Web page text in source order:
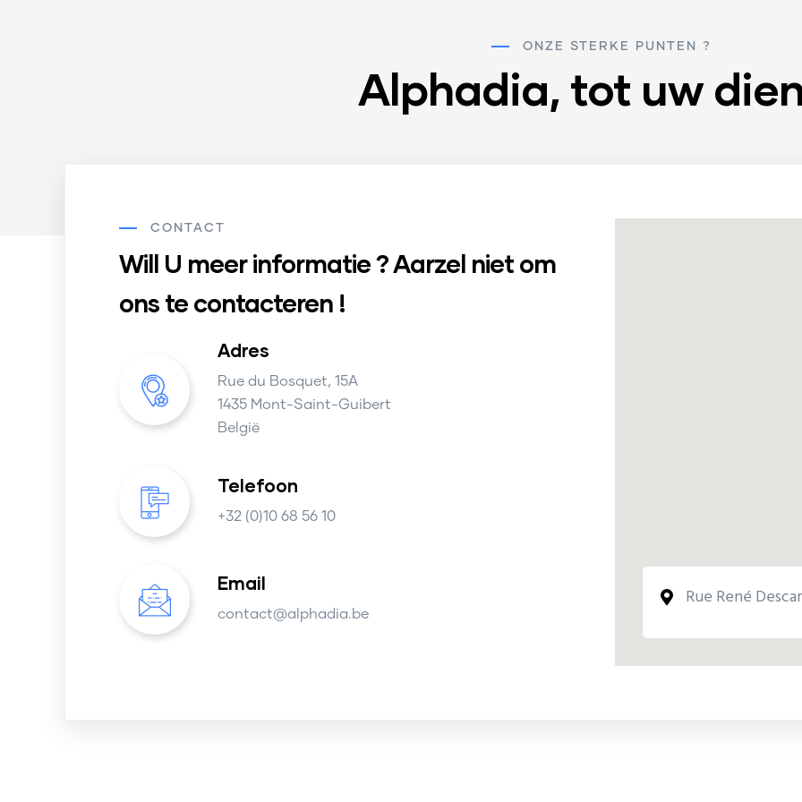
ONZE STERKE PUNTEN ?
Alphadia, tot uw
CONTACT
Will U meer informatie ? Aarzel niet om
ons te contacteren !
Adres
Rue du Bosquet, 15A
1435 Mont-Saint-Guibert
België
Telefoon
+32 (0)10 68 56 10
Email
contact@alphadia.be
Rue René